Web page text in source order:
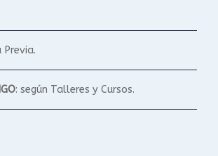
Previa.
: según Talleres y Cursos.